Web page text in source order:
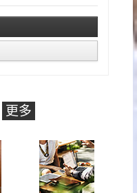
更多